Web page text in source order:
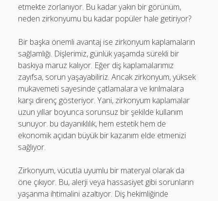
etmekte zorlanıyor. Bu kadar yakın bir görünüm,
neden zirkonyumu bu kadar popüler hale getiriyor?
Bir başka önemli avantaj ise zirkonyum kaplamaların
sağlamlığı. Dişlerimiz, günlük yaşamda sürekli bir
baskıya maruz kalıyor. Eğer diş kaplamalarımız
zayıfsa, sorun yaşayabiliriz. Ancak zirkonyum, yüksek
mukavemeti sayesinde çatlamalara ve kırılmalara
karşı direnç gösteriyor. Yani, zirkonyum kaplamalar
uzun yıllar boyunca sorunsuz bir şekilde kullanım
sunuyor. bu dayanıklılık, hem estetik hem de
ekonomik açıdan büyük bir kazanım elde etmenizi
sağlıyor.
Zirkonyum, vücutla uyumlu bir materyal olarak da
öne çıkıyor. Bu, alerji veya hassasiyet gibi sorunların
yaşanma ihtimalini azaltıyor. Diş hekimliğinde